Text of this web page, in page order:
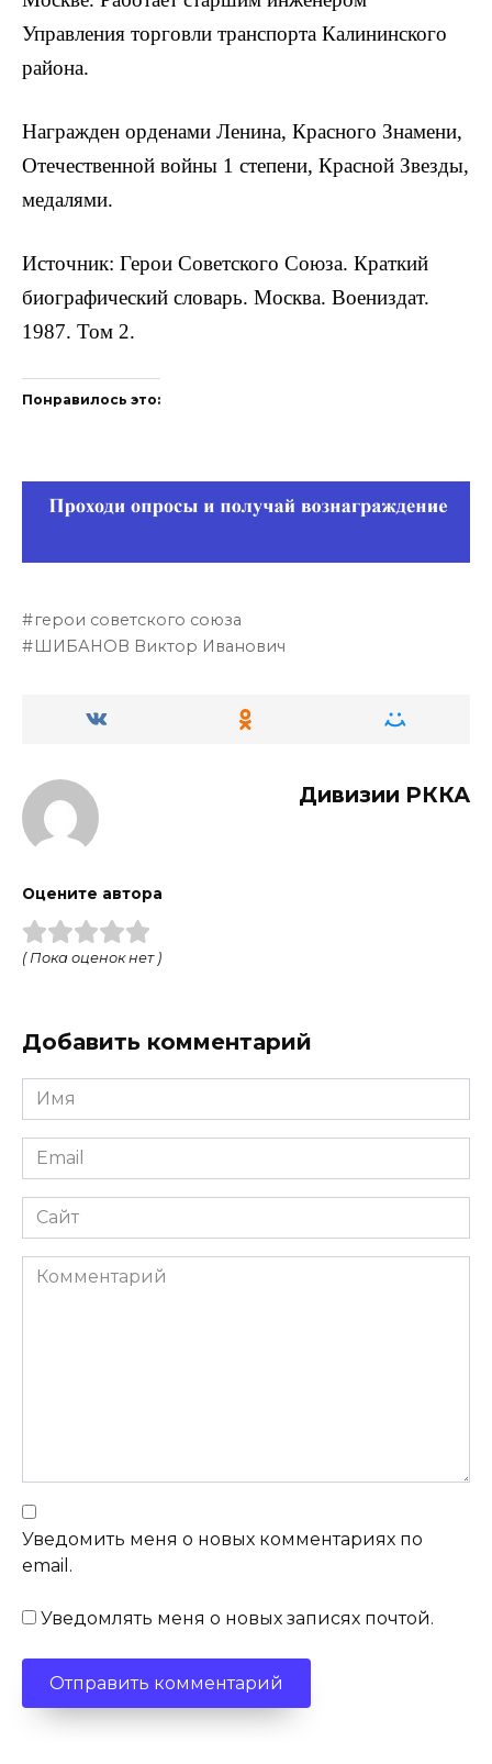
Управления торговли транспорта Калининского
района.
Награжден орденами Ленина, Крас­ного Знамени,
Отечественной войны 1 степени, Красной Звезды,
медалями.
Источник: Герои Советского Союза. Краткий
биографический словарь. Москва. Воениздат.
1987. Том 2.
Понравилось это:
герои советского союза
ШИБАНОВ Виктор Иванович
Дивизии РККА
Оцените автора
( Пока оценок нет )
Добавить комментарий
Имя
Email
Сайт
Комментарий
Уведомить меня о новых комментариях по
email.
Уведомлять меня о новых записях почтой.